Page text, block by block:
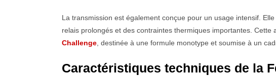
La transmission est également conçue pour un usage intensif.
relais prolongés et des contraintes thermiques importantes.
Challenge , destinée à une formule monotype et soumise à un
Caractéristiques techniques de la